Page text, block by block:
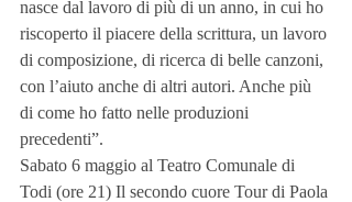
nasce dal lavoro di più di un anno, in cui ho
riscoperto il piacere della scrittura, un lavoro
di composizione, di ricerca di belle canzoni,
con l’aiuto anche di altri autori. Anche più
di come ho fatto nelle produzioni
precedenti”.
Sabato 6 maggio al Teatro Comunale di
Todi (ore 21) Il secondo cuore Tour di Paola